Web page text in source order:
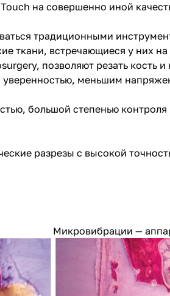
на совершенно иной
традиционными
ткани, встречающиеся у них
позволяют резать кость
меньшим
большой степенью
разрезы с высокой
Микровибрации —